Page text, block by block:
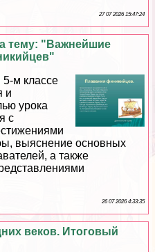
27 07 2026 15:47:24
тему: "Важнейшие
5-м классе
и
урока
с
выяснение основных
а также
26 07 2026 4:33:35
веков. Итоговый